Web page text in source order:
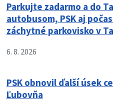
Parkujte zadarmo a do
autobusom, PSK aj
záchytné parkovisko v
6. 8. 2026
PSK obnovil ďalší úsek
Ľubovňa